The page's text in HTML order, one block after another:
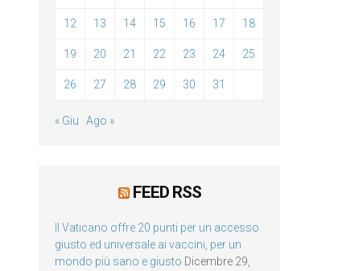
12 13 14 15 16 17 18
19 20 21 22 23 24 25
26 27 28 29 30 31
« Giu Ago »
FEED RSS
Il Vaticano offre 20 punti per un accesso
giusto ed universale ai vaccini, per un
mondo più sano e giusto Dicembre 29,